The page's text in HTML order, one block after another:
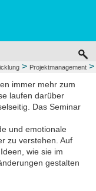
> Projektmanagement >
immer mehr zum
laufen darüber
Das Seminar
und emotionale
zu verstehen. Auf
wie sie im
gestalten